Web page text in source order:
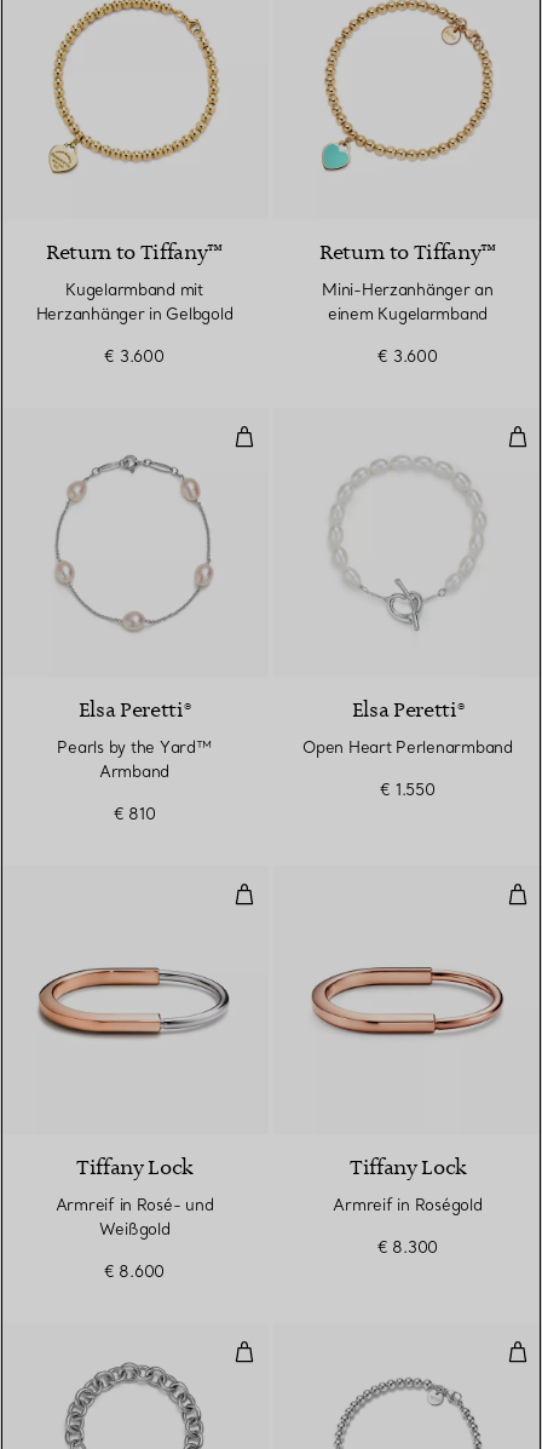
Return to Tiffany™
Kugelarmband mit
Herzanhänger in Gelbgold
€ 3.600
Return to Tiffany™
Mini-Herzanhänger an
einem Kugelarmband
€ 3.600
Pearls by the Yard™ Armband
Elsa Peretti®
Pearls by the Yard™
Armband
€ 810
Elsa Peretti®
Open Heart Perlenarmband
€ 1.550
Armreif in Rosé- und Weißgold
Tiffany Lock
Armreif in Rosé- und
Weißgold
€ 8.600
Tiffany Lock
Armreif in Roségold
€ 8.300
Armband mit Herzanhänger in